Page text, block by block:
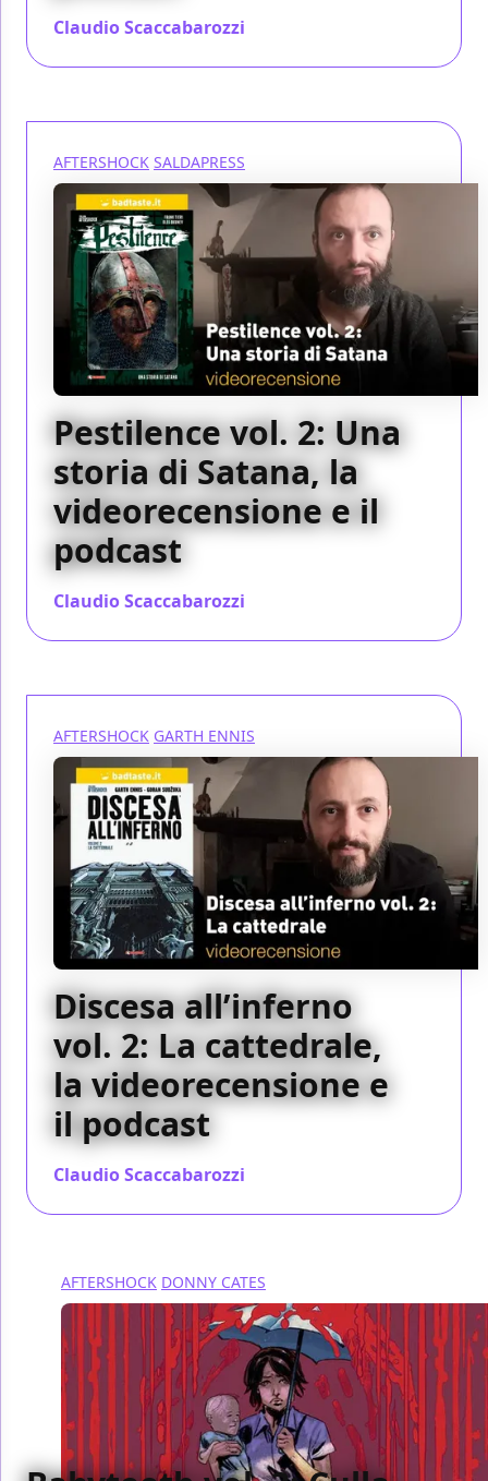
Claudio Scaccabarozzi
AFTERSHOCK SALDAPRESS
Pestilence vol. 2: Una
storia di Satana, la
videorecensione e il
podcast
Claudio Scaccabarozzi
AFTERSHOCK GARTH ENNIS
Discesa all’inferno
vol. 2: La cattedrale,
la videorecensione e
il podcast
Claudio Scaccabarozzi
AFTERSHOCK DONNY CATES